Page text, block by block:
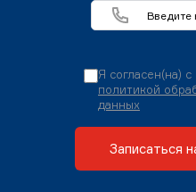
Я согласен(на) с
политикой
данных
Записаться